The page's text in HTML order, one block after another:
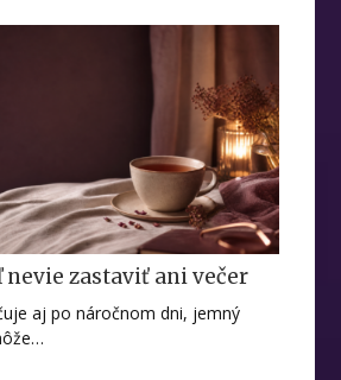
nevie zastaviť ani večer
aj po náročnom dni, jemný